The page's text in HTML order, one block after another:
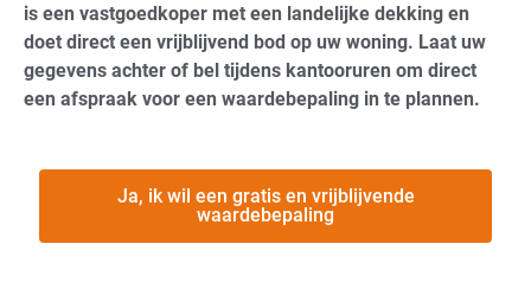
is een vastgoedkoper met een landelijke dekking en
doet direct een vrijblijvend bod op uw woning. Laat uw
gegevens achter of bel tijdens kantooruren om direct
een afspraak voor een waardebepaling in te plannen.
Ja, ik wil een gratis en vrijblijvende
waardebepaling